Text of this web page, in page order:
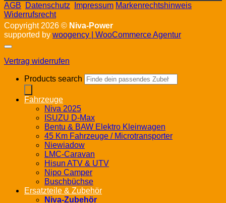
AGB
Datenschutz Impressum Markenrechtshinweis
Widerrufsrecht
Copyright 2026 © Niva-Power
supported by woogency | WooCommerce Agentur
Vertrag widerrufen
Products search
Fahrzeuge
Niva 2025
ISUZU D-Max
Bentu & BAW Elektro Kleinwagen
45 Km Fahrzeuge / Microtransporter
Niewiadow
LMC-Caravan
Hisun ATV & UTV
Nipo Camper
Buschbüchse
Ersatzteile & Zubehör
Niva-Zubehör